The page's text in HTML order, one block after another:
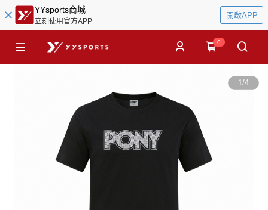
YYsports商城
立刻使用官方APP
開啟APP
0
1/4